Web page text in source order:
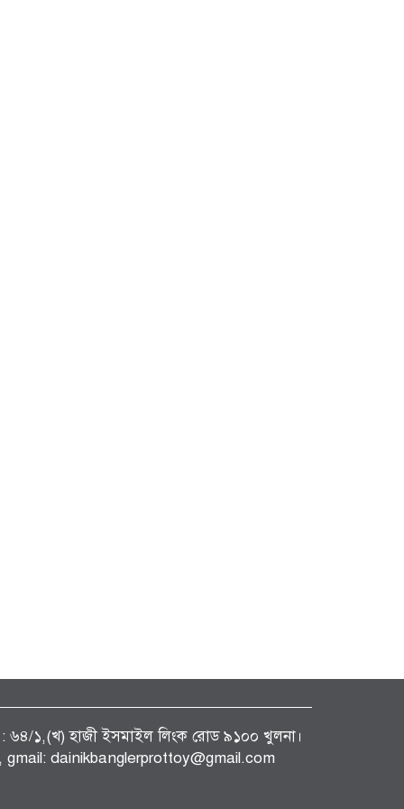
: ৬৪/১,(খ) হাজী ইসমাইল লিংক রোড ৯১০০ খুলনা।
dainikbanglerprottoy@gmail.com